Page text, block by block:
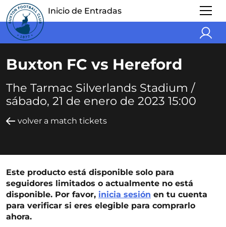
Inicio de Entradas
Buxton FC vs Hereford
The Tarmac Silverlands Stadium /
sábado, 21 de enero de 2023 15:00
volver a match tickets
Este producto está disponible solo para
seguidores limitados o actualmente no está
disponible. Por favor, inicia sesión en tu cuenta
para verificar si eres elegible para comprarlo
ahora.